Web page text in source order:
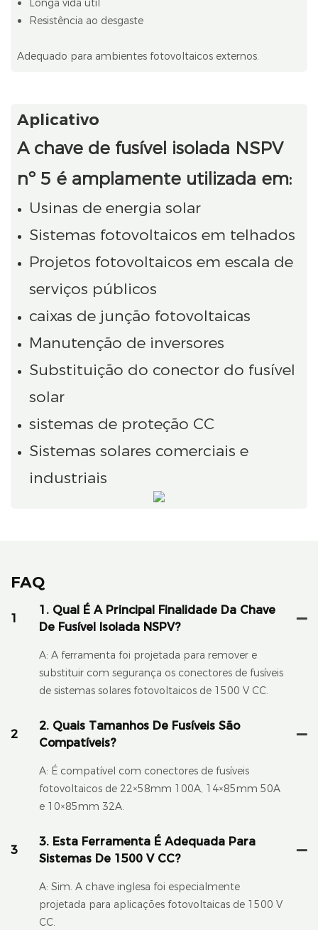
Longa vida útil
Resistência ao desgaste
Adequado para ambientes fotovoltaicos externos.
Aplicativo
A chave de fusível isolada NSPV
nº 5 é amplamente utilizada em:
Usinas de energia solar
Sistemas fotovoltaicos em telhados
Projetos fotovoltaicos em escala de
serviços públicos
caixas de junção fotovoltaicas
Manutenção de inversores
Substituição do conector do fusível
solar
sistemas de proteção CC
Sistemas solares comerciais e
industriais
FAQ
1
1. Qual É A Principal Finalidade Da Chave
De Fusível Isolada NSPV?
A: A ferramenta foi projetada para remover e
substituir com segurança os conectores de fusíveis
de sistemas solares fotovoltaicos de 1500 V CC.
2
2. Quais Tamanhos De Fusíveis São
Compatíveis?
A: É compatível com conectores de fusíveis
fotovoltaicos de 22×58mm 100A, 14×85mm 50A
e 10×85mm 32A.
3
3. Esta Ferramenta É Adequada Para
Sistemas De 1500 V CC?
A: Sim. A chave inglesa foi especialmente
projetada para aplicações fotovoltaicas de 1500 V
CC.